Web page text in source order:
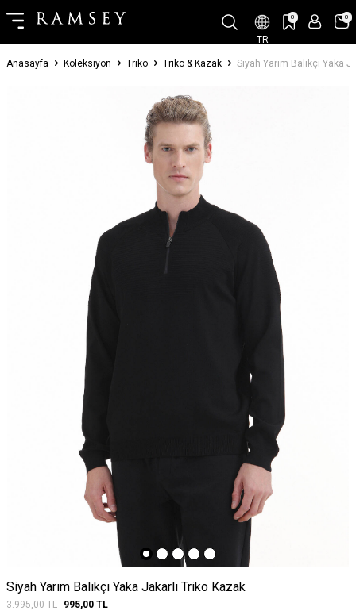
TR
0 0
Anasayfa Koleksiyon Triko Triko & Kazak Siyah Yarım Balıkçı Yaka
Siyah Yarım Balıkçı Yaka Jakarlı Triko Kazak
3.995,00TL 995,00 TL